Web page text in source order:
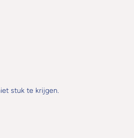
stuk te krijgen.